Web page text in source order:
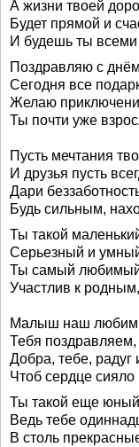
А жизни твоей
Будет прямой и
И будешь ты
Поздравляю с
Сегодня все
Желаю
Ты почти уже
Пусть мечтания
И друзья пусть
Дари
Будь сильным,
Ты такой
Серьезный и
Ты самый
Участлив к
Малыш наш
Тебя
Добра, тебе, радуг
Чтоб сердце сияло
Ты такой еще
Ведь тебе
В столь